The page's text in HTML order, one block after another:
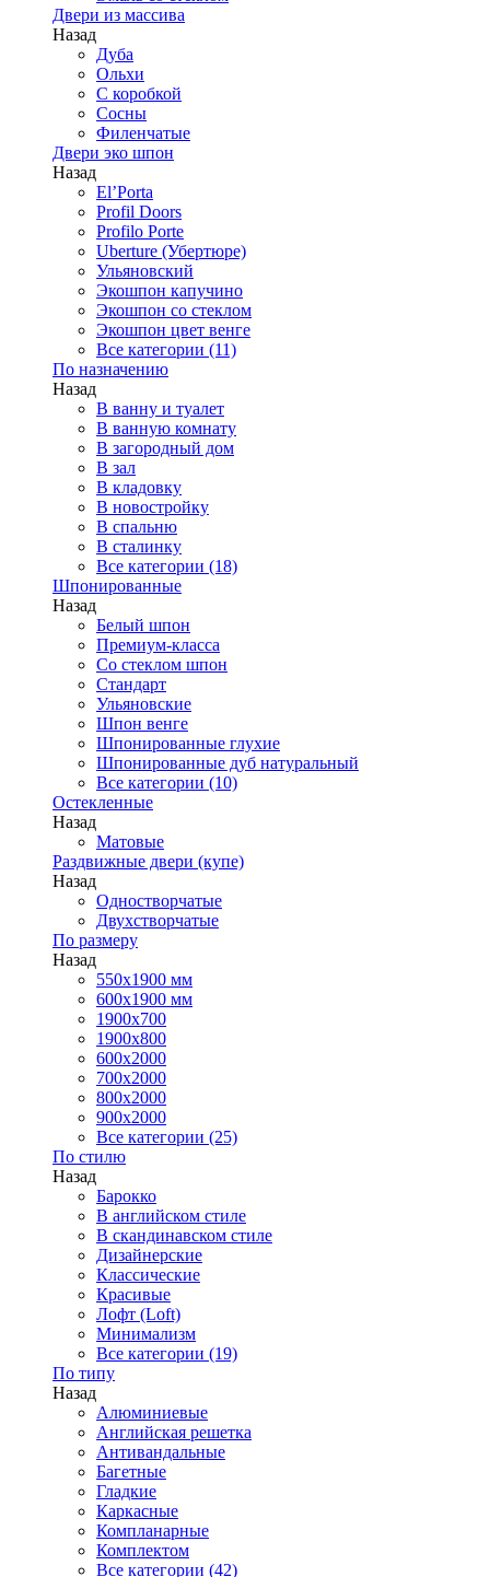
Двери из массива
Назад
Дуба
Ольхи
С коробкой
Сосны
Филенчатые
Двери эко шпон
Назад
El’Porta
Profil Doors
Profilo Porte
Uberture (Убертюре)
Ульяновский
Экошпон капучино
Экошпон со стеклом
Экошпон цвет венге
Все категории (11)
По назначению
Назад
В ванну и туалет
В ванную комнату
В загородный дом
В зал
В кладовку
В новостройку
В спальню
В сталинку
Все категории (18)
Шпонированные
Назад
Белый шпон
Премиум-класса
Со стеклом шпон
Стандарт
Ульяновские
Шпон венге
Шпонированные глухие
Шпонированные дуб натуральный
Все категории (10)
Остекленные
Назад
Матовые
Раздвижные двери (купе)
Назад
Одностворчатые
Двухстворчатые
По размеру
Назад
550x1900 мм
600x1900 мм
1900х700
1900х800
600x2000
700x2000
800x2000
900x2000
Все категории (25)
По стилю
Назад
Барокко
В английском стиле
В скандинавском стиле
Дизайнерские
Классические
Красивые
Лофт (Loft)
Минимализм
Все категории (19)
По типу
Назад
Алюминиевые
Английская решетка
Антивандальные
Багетные
Гладкие
Каркасные
Компланарные
Комплектом
Все категории (42)